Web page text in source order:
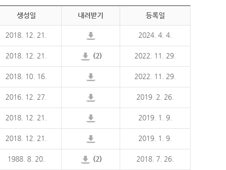
생성일 내려받기 등록일
2018. 12. 21. 2024. 4. 4.
2018. 12. 21. (2) 2022. 11. 29.
2018. 10. 16. 2022. 11. 29.
2016. 12. 27. 2019. 2. 26.
2018. 12. 21. 2019. 1. 9.
2018. 12. 21. 2019. 1. 9.
1988. 8. 20. (2) 2018. 7. 26.